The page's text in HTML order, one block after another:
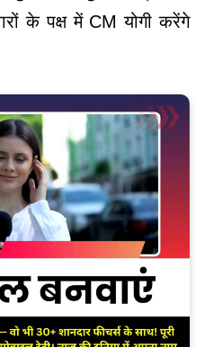
के पक्ष में CM योगी करेंगे